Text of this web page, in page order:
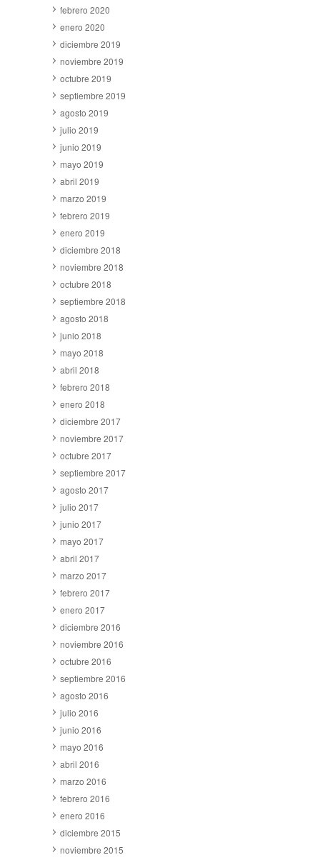
febrero 2020
enero 2020
diciembre 2019
noviembre 2019
octubre 2019
septiembre 2019
agosto 2019
julio 2019
junio 2019
mayo 2019
abril 2019
marzo 2019
febrero 2019
enero 2019
diciembre 2018
noviembre 2018
octubre 2018
septiembre 2018
agosto 2018
junio 2018
mayo 2018
abril 2018
febrero 2018
enero 2018
diciembre 2017
noviembre 2017
octubre 2017
septiembre 2017
agosto 2017
julio 2017
junio 2017
mayo 2017
abril 2017
marzo 2017
febrero 2017
enero 2017
diciembre 2016
noviembre 2016
octubre 2016
septiembre 2016
agosto 2016
julio 2016
junio 2016
mayo 2016
abril 2016
marzo 2016
febrero 2016
enero 2016
diciembre 2015
noviembre 2015